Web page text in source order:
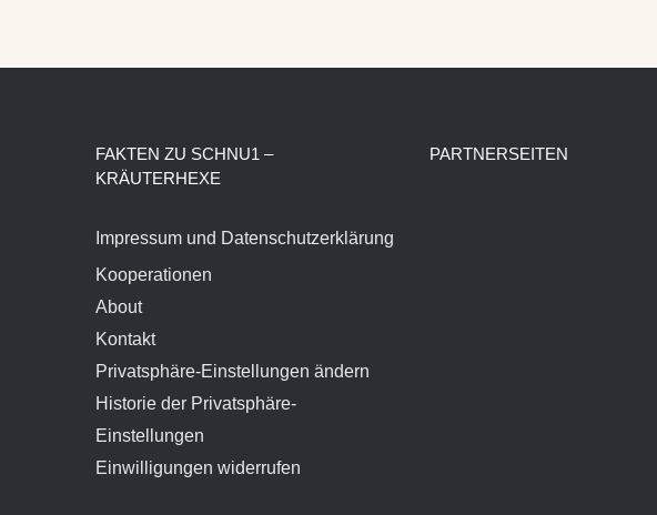
FAKTEN ZU SCHNU1 –
KRÄUTERHEXE
Impressum und Datenschutzerklärung
Kooperationen
About
Kontakt
Privatsphäre-Einstellungen ändern
Historie der Privatsphäre-
Einstellungen
Einwilligungen widerrufen
PARTNERSEITEN